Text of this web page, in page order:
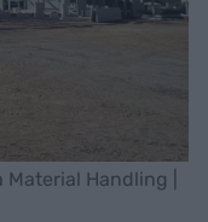
Handling |